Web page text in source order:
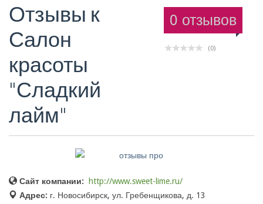
Красота Здоровье
0 отзывов
(0)
Отзывы к
Салон
красоты
"Сладкий
лайм"
Сайт компании:
http://www.sweet-lime.ru/
Адрес: г. Новосибирск, ул. Гребенщикова, д. 13